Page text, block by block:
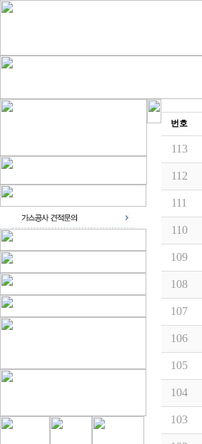
번호
113
112
111
110
109
108
107
106
105
104
103